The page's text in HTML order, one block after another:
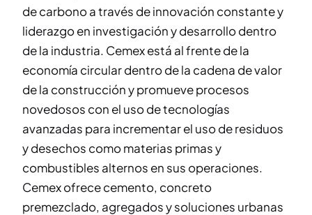
de carbono a través de innovación constante y
liderazgo en investigación y desarrollo dentro
de la industria. Cemex está al frente de la
economía circular dentro de la cadena de valor
de la construcción y promueve procesos
novedosos con el uso de tecnologías
avanzadas para incrementar el uso de residuos
y desechos como materias primas y
combustibles alternos en sus operaciones.
Cemex ofrece cemento, concreto
premezclado, agregados y soluciones urbanas